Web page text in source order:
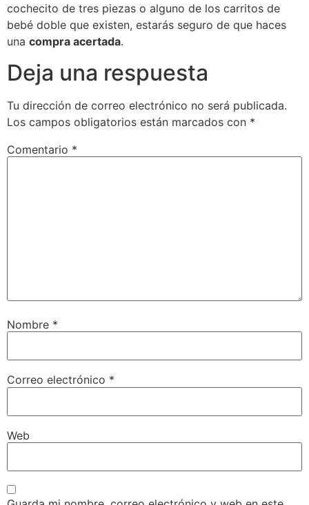
cochecito de tres piezas o alguno de los carritos de
bebé doble que existen, estarás seguro de que haces
una compra acertada.
Deja una respuesta
Tu dirección de correo electrónico no será publicada.
Los campos obligatorios están marcados con *
Comentario *
Nombre *
Correo electrónico *
Web